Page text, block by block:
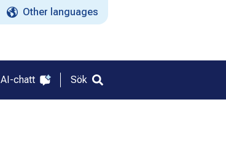
Other languages
AI-chatt Sök